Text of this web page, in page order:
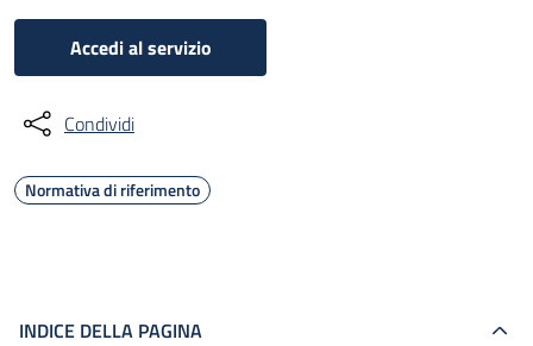
Accedi al servizio
Condividi
Normativa di riferimento
INDICE DELLA PAGINA